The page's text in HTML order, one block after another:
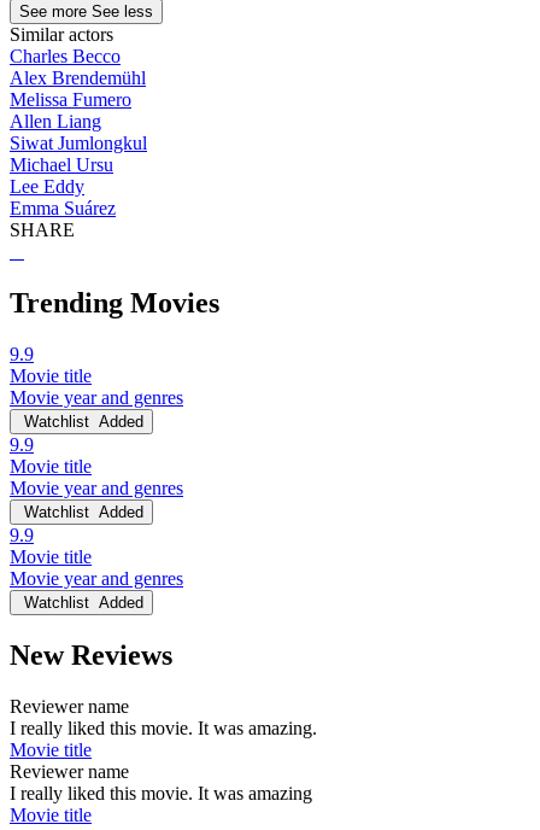
See more See less
Similar actors
Charles Becco
Alex Brendemühl
Melissa Fumero
Allen Liang
Siwat Jumlongkul
Michael Ursu
Lee Eddy
Emma Suárez
SHARE
Trending Movies
9.9
Movie title
Movie year and genres
Watchlist Added
9.9
Movie title
Movie year and genres
Watchlist Added
9.9
Movie title
Movie year and genres
Watchlist Added
New Reviews
Reviewer name
I really liked this movie. It was amazing.
Movie title
Reviewer name
I really liked this movie. It was amazing
Movie title